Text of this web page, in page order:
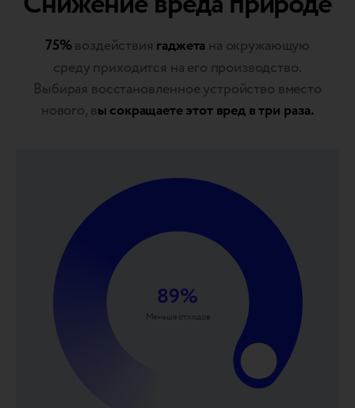
75%воздействия гаджета на окружающую
среду приходится на его производство.
Выбирая восстановленное устройство вместо
нового, вы сокращаете этот вред в три раза.
89%
Меньше отходов